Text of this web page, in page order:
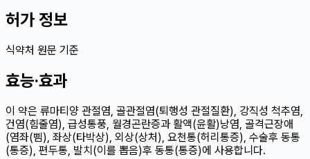
허가 정보
식약처 원문 기준
효능·효과
이 약은 류마티양 관절염, 골관절염(퇴행성 관절질환), 강직성 척추염,
건염(힘줄염), 급성통풍, 월경곤란증과 활액(윤활)낭염, 골격근장애
(염좌(삠), 좌상(타박상), 외상(상처), 요천통(허리통증), 수술후 동통
(통증), 편두통, 발치(이를 뽑음)후 동통(통증)에 사용합니다.